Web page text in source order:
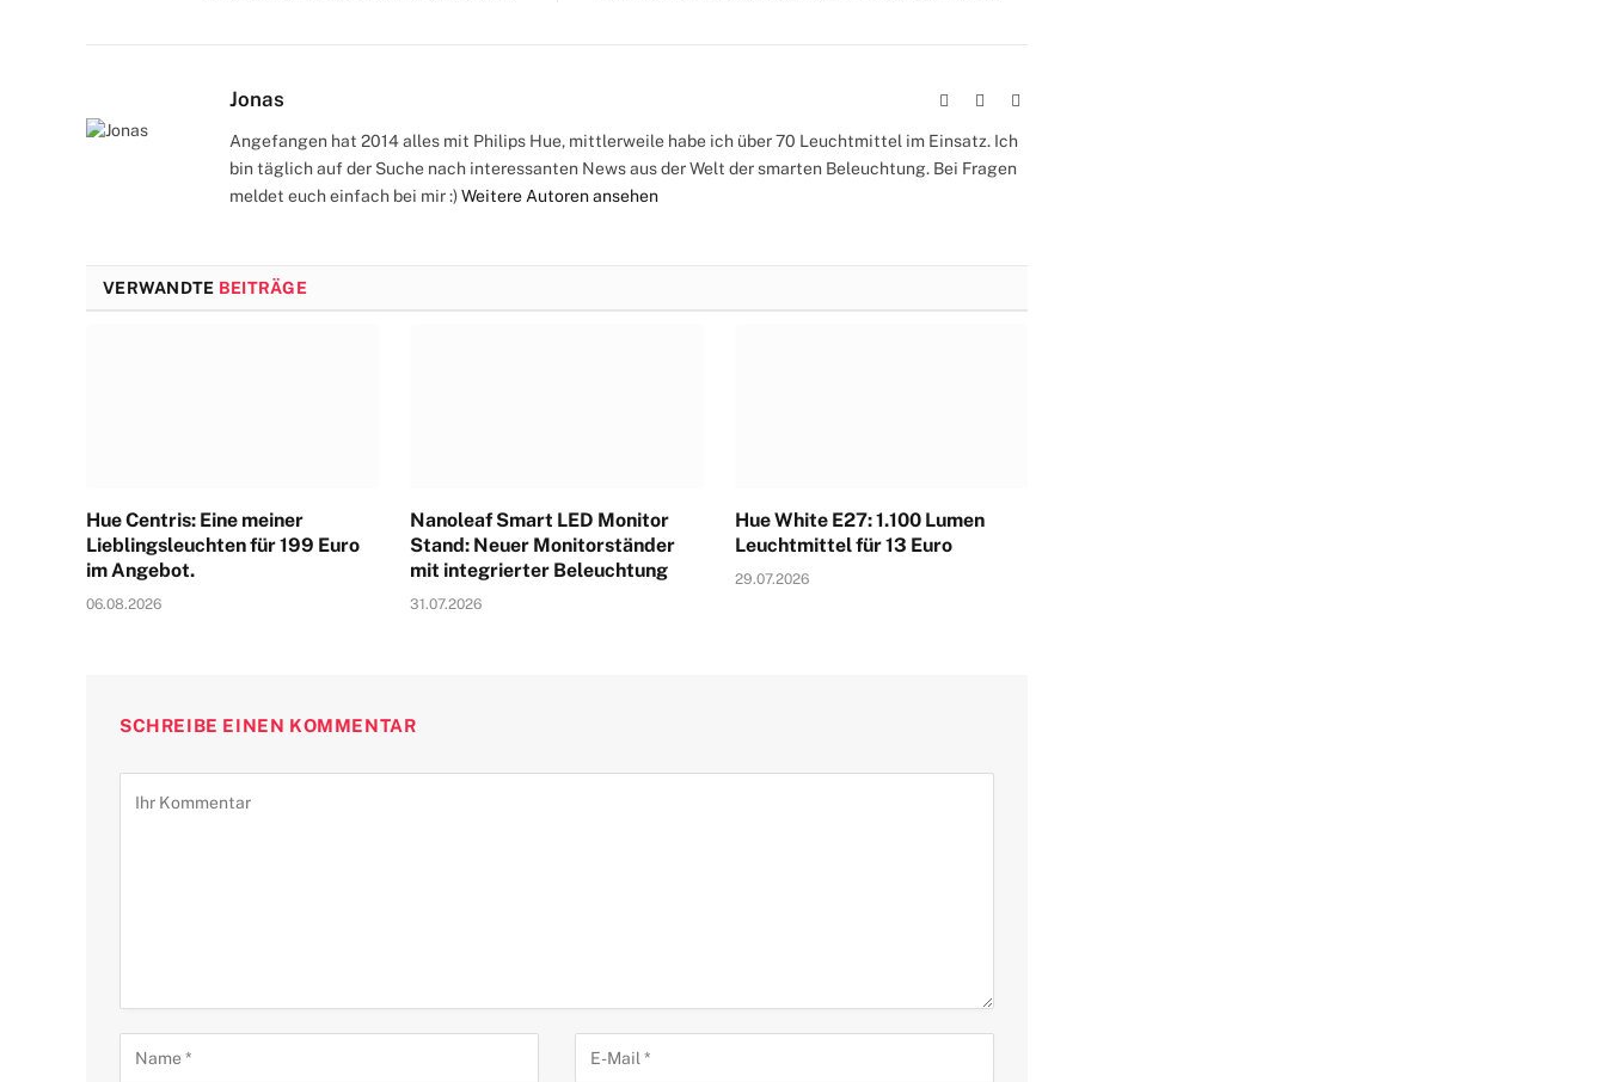
Jonas WebseiteFacebook
Angefangen hat 2014 alles mit Philips Hue, mittlerweile habe ich über 70 Leuchtmittel im Einsatz. Ich
bin täglich auf der Suche nach interessanten News aus der Welt der smarten Beleuchtung. Bei Fragen
meldet euch einfach bei mir :)Weitere Autoren ansehen
VERWANDTE BEITRÄGE
Hue Centris: Eine meiner
Lieblingsleuchten für 199 Euro
im Angebot.
06.08.2026
Nanoleaf Smart LED Monitor
Stand: Neuer Monitorständer
mit integrierter Beleuchtung
31.07.2026
Hue White E27: 1.100 Lumen
Leuchtmittel für 13 Euro
29.07.2026
SCHREIBE EINEN KOMMENTAR